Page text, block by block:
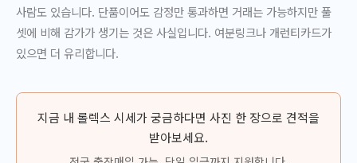
사람도 있습니다. 단품이어도 감정만 통과하면 거래는 가능하지만 풀
셋에 비해 감가가 생기는 것은 사실입니다. 여분링크나 개런티카드가
있으면 더 유리합니다.
지금 내 롤렉스 시세가 궁금하다면 사진 한 장으로 견적을
받아보세요.